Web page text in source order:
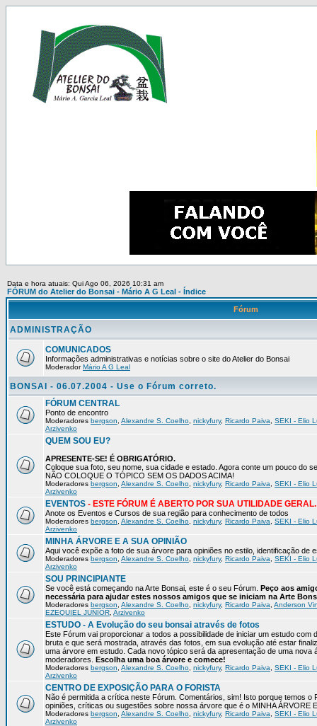
Data e hora atuais: Qui Ago 06, 2026 10:31 am
FÓRUM do Atelier do Bonsai - Mário A G Leal - Índice
Fórum
ADMINISTRAÇÃO
COMUNICADOS
Informações administrativas e notícias sobre o site do Atelier do Bonsai
ModeradorMário A G Leal
BONSAI - 06.07.2004 - Use o Fórum correto.
FÓRUM CENTRAL
Ponto de encontro
Moderadores bergson Alexandre S. Coelho nickyfury, Ricardo Paiva
SEKI - Elio
Arzivenko
QUEM SOU EU?
APRESENTE-SE! É OBRIGATÓRIO.
Coloque sua foto, seu nome, sua cidade e estado. Agora conte um pouco do
NÃO COLOQUE O TÓPICO SEM OS DADOS ACIMA!
Moderadores bergson Alexandre S. Coelho nickyfury, Ricardo Paiva
SEKI - Elio
Arzivenko
EVENTOS - ESTE FÓRUM É ABERTO POR SUA UTILIDADE GERAL.
Anote os Eventos e Cursos de sua região para conhecimento de todos
Moderadores bergson Alexandre S. Coelho nickyfury, Ricardo Paiva
SEKI - Elio
Arzivenko
MINHA ÁRVORE E A SUA OPINIÃO
Aqui você expõe a foto de sua árvore para opiniões no estilo, identificação de
Moderadores bergson Alexandre S. Coelho nickyfury, Ricardo Paiva
SEKI - Elio
Arzivenko
SOU PRINCIPIANTE
Se você está começando na Arte Bonsai, este é o seu Fórum. Peço aos
necessária para ajudar estes nossos amigos que se iniciam na Arte
Moderadores bergson Alexandre S. Coelho nickyfury, Ricardo Paiva Anderson
EZEQUIEL JUNIOR Arzivenko
ESTUDO - A Evolução do seu bonsai através de fotos
Este Fórum vai proporcionar a todos a possibilidade de iniciar um estudo com
bruta e que será mostrada, através das fotos, em sua evolução até estar
uma árvore em estudo. Cada novo tópico será da apresentação de uma
moderadores. Escolha uma boa árvore e comece!
Moderadores bergson Alexandre S. Coelho nickyfury, Ricardo Paiva
SEKI - Elio
Arzivenko
CENTRO DE EXPOSIÇÃO PARA O FORISTA
Não é permitida a crítica neste Fórum. Comentários, sim! Isto porque temos
opiniões, críticas ou sugestões sobre nossa árvore que é o MINHA ÁRVORE
Moderadores bergson Alexandre S. Coelho nickyfury, Ricardo Paiva
SEKI - Elio
Arzivenko